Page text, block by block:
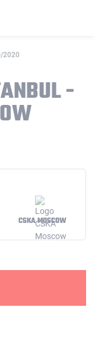
2020
-
CSKA MOSCOW